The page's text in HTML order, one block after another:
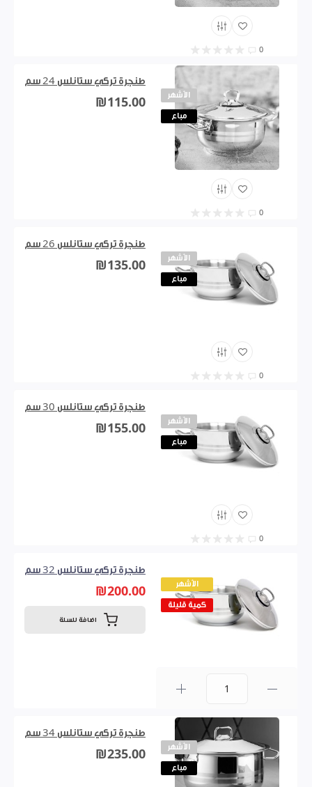
0
الأشهر
مباع
0
طنجرة تركي ستانلس 24 سم
₪115.00
الأشهر
مباع
0
طنجرة تركي ستانلس 26 سم
₪135.00
الأشهر
مباع
0
طنجرة تركي ستانلس 30 سم
₪155.00
الأشهر
كمية قليلة
طنجرة تركي ستانلس 32 سم
₪200.00
اضافة للسلة
الأشهر
مباع
طنجرة تركي ستانلس 34 سم
₪235.00